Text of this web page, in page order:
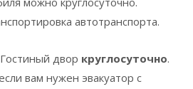
автотранспорта.
Гостиный двор круглосуточно.
вам нужен эвакуатор с